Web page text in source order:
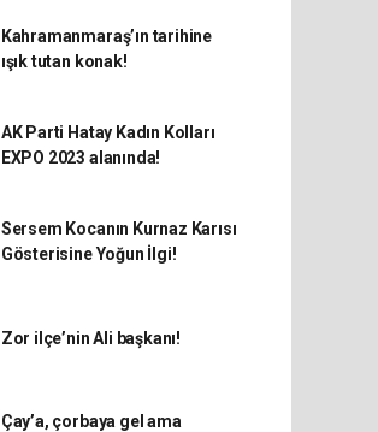
Kahramanmaraş’ın tarihine
ışık tutan konak!
AK Parti Hatay Kadın Kolları
EXPO 2023 alanında!
Sersem Kocanın Kurnaz Karısı
Gösterisine Yoğun İlgi!
Zor ilçe’nin Ali başkanı!
Çay’a, çorbaya gel ama